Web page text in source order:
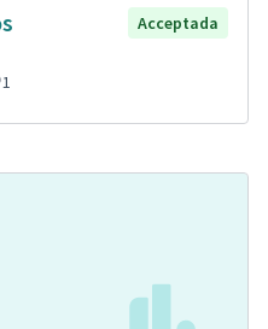
Acceptada
1